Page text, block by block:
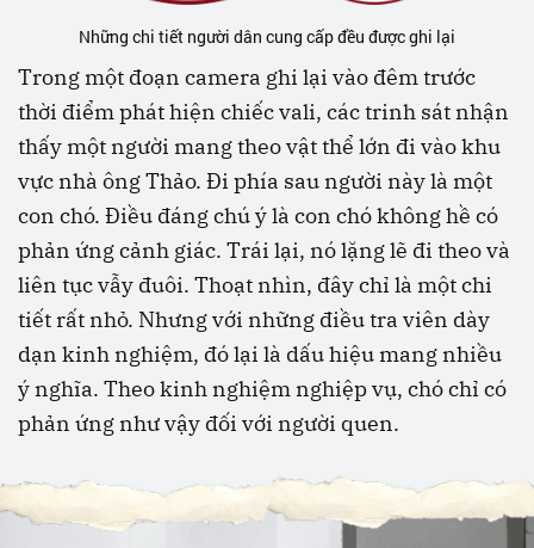
Những chi tiết người dân cung cấp đều được ghi lại
Trong một đoạn camera ghi lại vào đêm trước
thời điểm phát hiện chiếc vali, các trinh sát nhận
thấy một người mang theo vật thể lớn đi vào khu
vực nhà ông Thảo. Đi phía sau người này là một
con chó. Điều đáng chú ý là con chó không hề có
phản ứng cảnh giác. Trái lại, nó lặng lẽ đi theo và
liên tục vẫy đuôi. Thoạt nhìn, đây chỉ là một chi
tiết rất nhỏ. Nhưng với những điều tra viên dày
dạn kinh nghiệm, đó lại là dấu hiệu mang nhiều
ý nghĩa. Theo kinh nghiệm nghiệp vụ, chó chỉ có
phản ứng như vậy đối với người quen.